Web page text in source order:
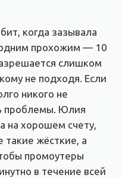
когда зазывала
прохожим — 10
слишком
не подходя. Если
никого не
проблемы. Юлия
на хорошем счету,
такие жёсткие, а
промоутеры
в течение всей